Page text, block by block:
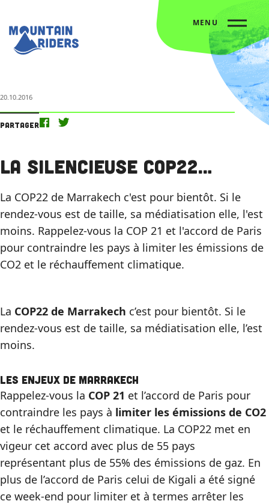
MENU
20.10.2016
Partager
La silencieuse COP22…
La COP22 de Marrakech c'est pour bientôt. Si le
rendez-vous est de taille, sa médiatisation elle, l'est
moins. Rappelez-vous la COP 21 et l'accord de Paris
pour contraindre les pays à limiter les émissions de
CO2 et le réchauffement climatique.
La COP22 de Marrakech c’est pour bientôt. Si le
rendez-vous est de taille, sa médiatisation elle, l’est
moins.
Les enjeux de Marrakech
Rappelez-vous la COP 21 et l’accord de Paris pour
contraindre les pays à limiter les émissions de CO2
et le réchauffement climatique. La COP22 met en
vigeur cet accord avec plus de 55 pays
représentant plus de 55% des émissions de gaz. En
plus de l’accord de Paris celui de Kigali a été signé
ce week-end pour limiter et à termes arrêter les